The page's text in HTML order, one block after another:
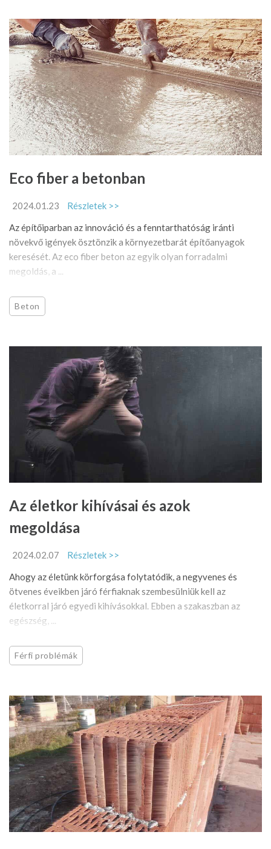
Eco fiber a betonban
2024.01.23
Részletek >>
Az építőiparban az innováció és a fenntarthatóság iránti
növekvő igények ösztönzik a környezetbarát építőanyagok
keresését. Az eco fiber beton az egyik olyan forradalmi
megoldás, a ...
Beton
Az életkor kihívásai és azok
megoldása
2024.02.07
Részletek >>
Ahogy az életünk körforgása folytatódik, a negyvenes és
ötvenes éveikben járó férfiaknak szembesülniük kell az
életkorral járó egyedi kihívásokkal. Ebben a szakaszban az
egészség, ...
Férfi problémák